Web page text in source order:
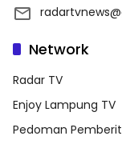
Network
Radar TV
Enjoy Lampung TV
Pedoman